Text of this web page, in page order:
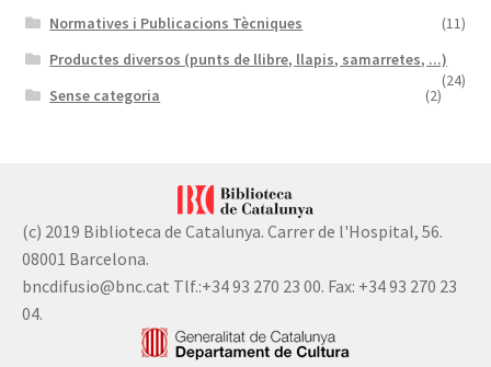
Normatives i Publicacions Tècniques
(11)
Productes diversos (punts de llibre, llapis, samarretes, ...)
(24)
Sense categoria (2)
(c) 2019 Biblioteca de Catalunya. Carrer de l'Hospital, 56.
08001 Barcelona.
bncdifusio@bnc.cat Tlf.:+34 93 270 23 00. Fax: +34 93 270 23
04.